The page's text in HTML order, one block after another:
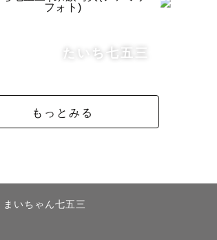
たいち七五三
もっとみる
まいちゃん七五三